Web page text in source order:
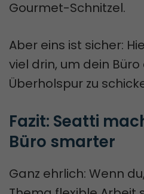
Gourmet-Schnitzel.
Aber eins ist sicher:
viel drin, um dein
Überholspur zu
Fazit: Seatti
Büro smarter
Ganz ehrlich: Wenn